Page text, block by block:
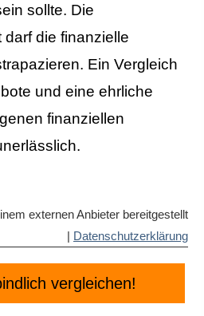
sollte. Die
die finanzielle
Ein Vergleich
und eine ehrliche
finanziellen
externen Anbieter bereitgestellt
| Datenschutzerklärung
vergleichen!